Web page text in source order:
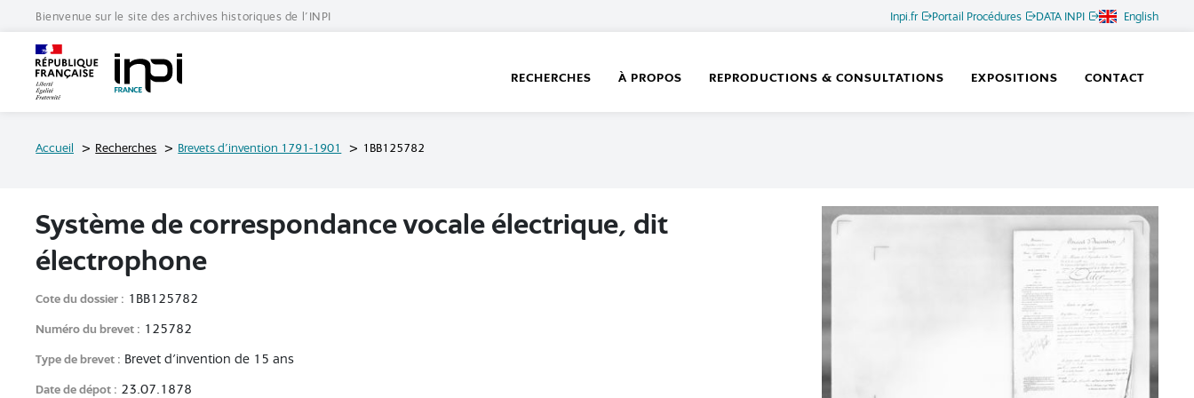
Bienvenue sur le site des archives historiques de l'INPI Inpi.fr Portail Procédures DATA INPI English
RECHERCHES À PROPOS REPRODUCTIONS & CONSULTATIONS EXPOSITIONS CONTACT
Accueil Recherches Brevets d'invention 1791-1901 1BB125782
système de correspondance vocale électrique, dit
électrophone
Cote du dossier 1BB125782
Numéro du brevet 125782
Type de brevet Brevet d'invention de 15 ans
Date de dépot 23.07.1878